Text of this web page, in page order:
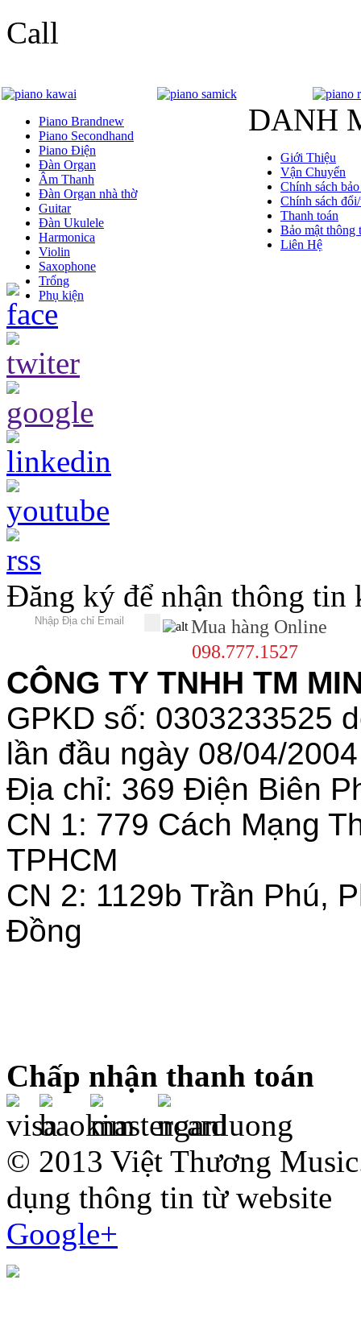
Call
DANH
Piano Brandnew
Piano Secondhand
Piano Điện
Đàn Organ
Âm Thanh
Đàn Organ nhà thờ
Guitar
Đàn Ukulele
Harmonica
Violin
Saxophone
Trống
Phụ kiện
Giới Thiệu
Vận Chuyển
Chính sách
Chính sách
Thanh toán
Bảo mật thông
Liên Hệ
Đăng ký để nhận thông tin
Mua hàng Online
098.777.1527
CÔNG TY TNHH TM
GPKD số: 0303233525
lần đầu ngày 08/04/2004
Địa chỉ: 369 Điện Biên
CN 1: 779 Cách Mạng
TPHCM
CN 2: 1129b Trần Phú,
Đồng
Chấp nhận thanh toán
© 2013 Việt Thương
dụng thông tin từ website
Google+